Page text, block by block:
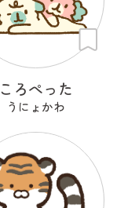
ころぺった
うにょかわ